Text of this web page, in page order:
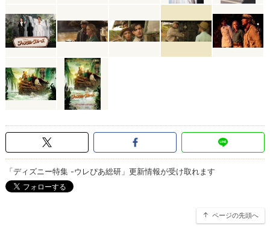
「ディズニー特集 -ウレぴあ総研」更新情報が受け取れます
ページの先頭へ